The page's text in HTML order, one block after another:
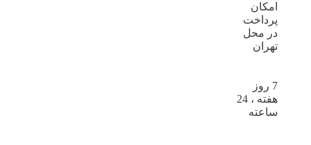
امکان
پرداخت
در محل
تهران
7 روز
هفته ، 24
ساعته